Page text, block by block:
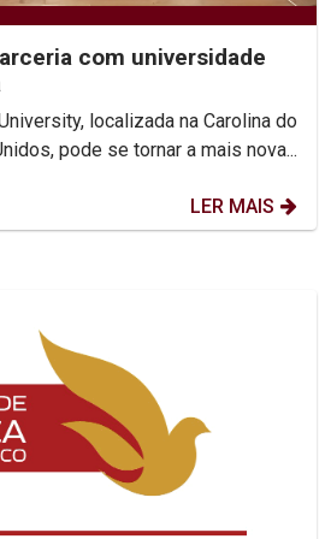
com universidade
localizada na Carolina do
pode se tornar a mais nova...
LER MAIS